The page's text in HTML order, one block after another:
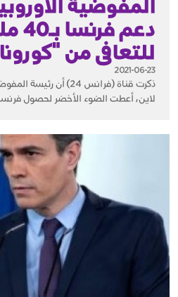
المفوضية
دعم
للتعافى من
2021-06-23
ذكرت قناة (فرانس 24) أن
لاين، أعطت الضوء الأخضر لحصول